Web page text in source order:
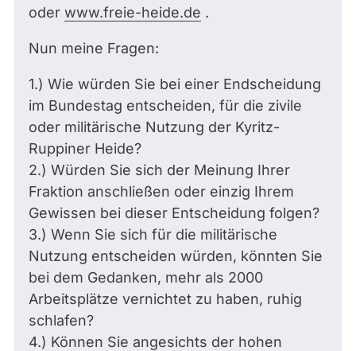
oder www.freie-heide.de .
Nun meine Fragen:
1.) Wie würden Sie bei einer Endscheidung
im Bundestag entscheiden, für die zivile
oder militärische Nutzung der Kyritz-
Ruppiner Heide?
2.) Würden Sie sich der Meinung Ihrer
Fraktion anschließen oder einzig Ihrem
Gewissen bei dieser Entscheidung folgen?
3.) Wenn Sie sich für die militärische
Nutzung entscheiden würden, könnten Sie
bei dem Gedanken, mehr als 2000
Arbeitsplätze vernichtet zu haben, ruhig
schlafen?
4.) Können Sie angesichts der hohen